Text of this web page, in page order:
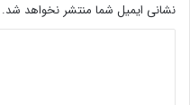
نشانی ایمیل شما منتشر نخواهد شد.